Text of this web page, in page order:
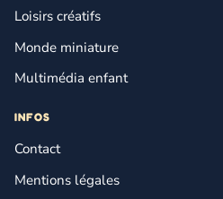
Loisirs créatifs
Monde miniature
Multimédia enfant
INFOS
Contact
Mentions légales